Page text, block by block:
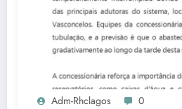
Adm-Rhclagos 0